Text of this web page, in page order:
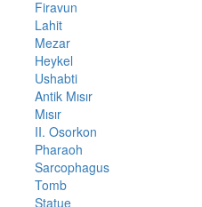
Firavun
Lahit
Mezar
Heykel
Ushabti
Antik Mısır
Mısır
II. Osorkon
Pharaoh
Sarcophagus
Tomb
Statue